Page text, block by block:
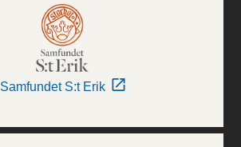
Samfundet S:t Erik